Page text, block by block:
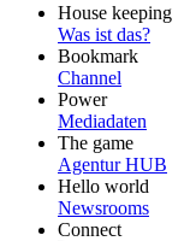
FooterHouse keeping
Was ist das?
Bookmark
Channel
Power
Mediadaten
The game
Agentur HUB
Hello world
Newsrooms
Connect